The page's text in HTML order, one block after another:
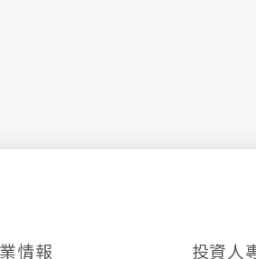
情報 投資人